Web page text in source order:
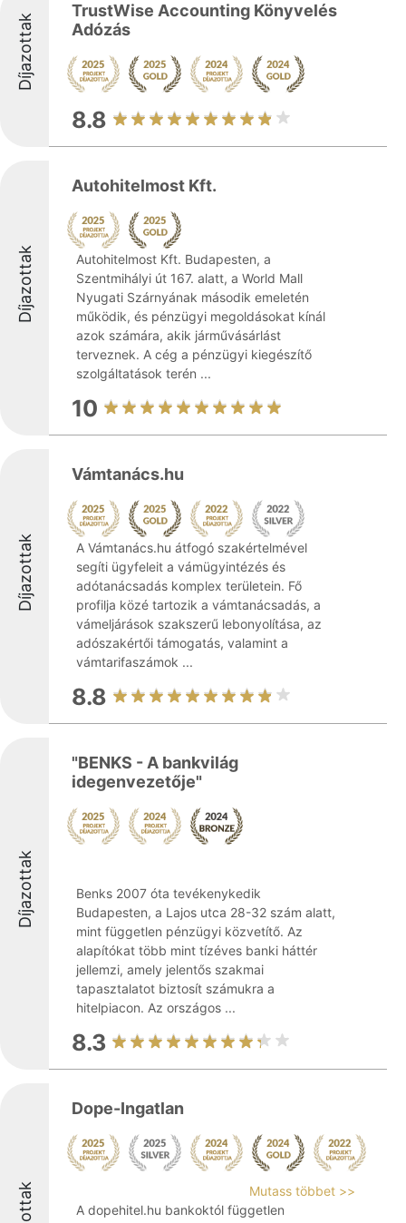
Díjazottak
TrustWise Accounting Könyvelés
Adózás
8.8
Díjazottak
Autohitelmost Kft.
Autohitelmost Kft. Budapesten, a
Szentmihályi út 167. alatt, a World Mall
Nyugati Szárnyának második emeletén
működik, és pénzügyi megoldásokat kínál
azok számára, akik járművásárlást
terveznek. A cég a pénzügyi kiegészítő
szolgáltatások terén ...
10
Díjazottak
Vámtanács.hu
A Vámtanács.hu átfogó szakértelmével
segíti ügyfeleit a vámügyintézés és
adótanácsadás komplex területein. Fő
profilja közé tartozik a vámtanácsadás, a
vámeljárások szakszerű lebonyolítása, az
adószakértői támogatás, valamint a
vámtarifaszámok ...
8.8
Díjazottak
"BENKS - A bankvilág
idegenvezetője"
Benks 2007 óta tevékenykedik
Budapesten, a Lajos utca 28-32 szám alatt,
mint független pénzügyi közvetítő. Az
alapítókat több mint tízéves banki háttér
jellemzi, amely jelentős szakmai
tapasztalatot biztosít számukra a
hitelpiacon. Az országos ...
8.3
Dope-Ingatlan
Mutass többet >>
A dopehitel.hu bankoktól független